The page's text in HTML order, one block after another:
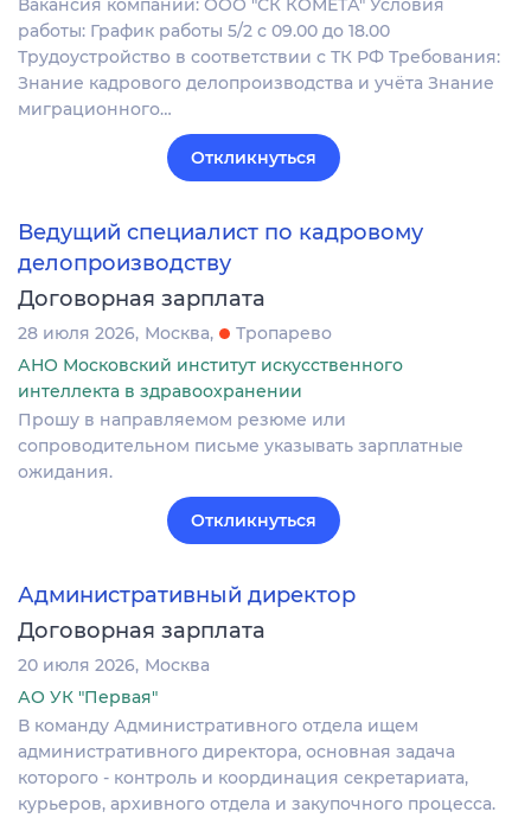
работы: График работы 5/2 с 09.00 до 18.00
Трудоустройство в соответствии с ТК РФ Требования:
Знание кадрового делопроизводства и учёта Знание
миграционного…
Откликнуться
Ведущий специалист по кадровому
делопроизводству
Договорная зарплата
28 июля 2026 Москва
Тропарево
АНО Московский институт искусственного
интеллекта в здравоохранении
Прошу в направляемом резюме или
сопроводительном письме указывать зарплатные
ожидания.
Откликнуться
Административный директор
Договорная зарплата
20 июля 2026 Москва
АО УК "Первая"
В команду Административного отдела ищем
административного директора, основная задача
которого - контроль и координация секретариата,
курьеров, архивного отдела и закупочного процесса.